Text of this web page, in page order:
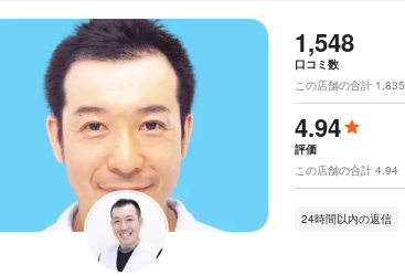
1,548
口コミ数
この店舗の合計 1,835
4.94
評価
この店舗の合計 4.94
24時間以内の返信